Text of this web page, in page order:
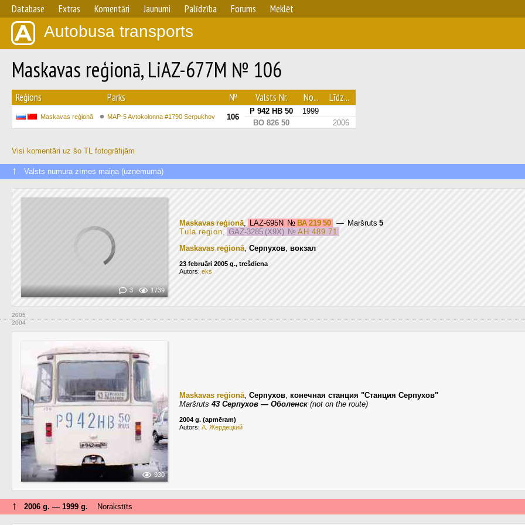
Database Extras Komentāri Jaunumi Palīdzība Forums Meklēt
Autobusa transports
Maskavas reģionā, LiAZ-677M № 106
Reģions Parks № Valsts Nr. No... Līdz...
Maskavas reģionā MAP-5 Avtokolonna #1790 Serpukhov 106
Р 942 НВ 50
1999
ВО 826 50
2006
Visi komentāri uz šo TL fotogrāfijām
↑ Valsts numura zīmes maiņa (uzņēmumā)
3 1739
Maskavas reģionā, LAZ-695N № ВА 219 50 — Maršruts 5
Tula region, GAZ-3285 (X9X) № АН 489 71
Maskavas reģionā, Серпухов, вокзал
23 februāri 2005 g., trešdiena
Autors: eks
2005
2004
930
Maskavas reģionā, Серпухов, конечная станция "Станция Серпухов"
Maršruts 43 Серпухов — Оболенск (not on the route)
2004 g. (apmēram)
Autors: А. Жердецкий
↑ 2006 g. — 1999 g. Norakstīts